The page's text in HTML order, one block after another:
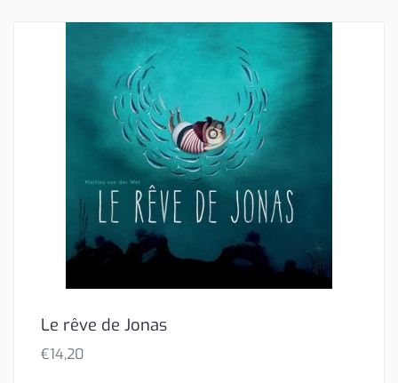
Le rêve de Jonas
€14,20